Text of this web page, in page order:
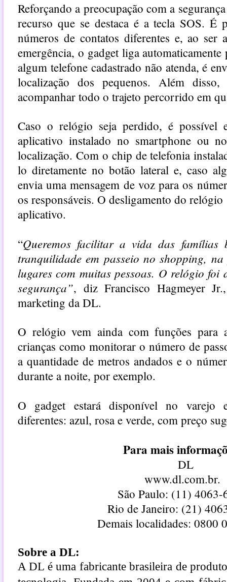
Reforçando a preocupação com a
recurso que se destaca é a tecla SOS. É
números de contatos diferentes e, ao ser
emergência, o gadget liga automaticamente
algum telefone cadastrado não atenda, é
localização dos pequenos. Além disso,
acompanhar todo o trajeto percorrido em
Caso o relógio seja perdido, é possível
aplicativo instalado no smartphone ou
localização. Com o chip de telefonia
lo diretamente no botão lateral e, caso
envia uma mensagem de voz para os
os responsáveis. O desligamento do
aplicativo.
“Queremos facilitar a vida das famílias
tranquilidade em passeio no shopping,
lugares com muitas pessoas. O relógio foi
segurança”, diz Francisco Hagmeyer
marketing da DL.
O relógio vem ainda com funções para
crianças como monitorar o número de
a quantidade de metros andados e o
durante a noite, por exemplo.
O gadget estará disponível no varejo
diferentes: azul, rosa e verde, com preço
Para mais
DL
www.dl.com.br.
São Paulo: (11) 4063-
Rio de Janeiro: (21)
Demais localidades: 0800
Sobre a DL:
A DL é uma fabricante brasileira de